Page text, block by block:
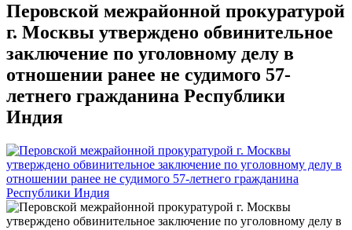
Перовской межрайонной прокуратурой
г. Москвы утверждено обвинительное
заключение по уголовному делу в
отношении ранее не судимого 57-
летнего гражданина Республики
Индия